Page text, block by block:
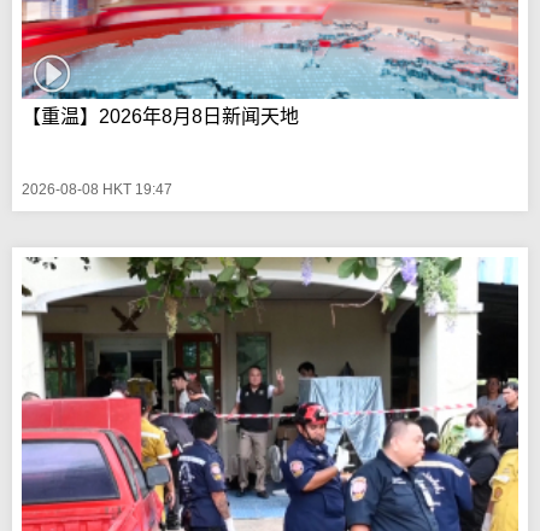
【重温】2026年8月8日新闻天地
2026-08-08 HKT 19:47